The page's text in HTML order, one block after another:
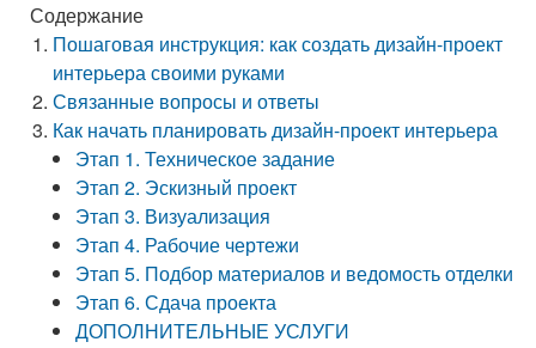
Содержание
Пошаговая инструкция: как создать дизайн-проект
интерьера своими руками
Связанные вопросы и ответы
Как начать планировать дизайн-проект интерьера
Этап 1. Техническое задание
Этап 2. Эскизный проект
Этап 3. Визуализация
Этап 4. Рабочие чертежи
Этап 5. Подбор материалов и ведомость отделки
Этап 6. Сдача проекта
ДОПОЛНИТЕЛЬНЫЕ УСЛУГИ